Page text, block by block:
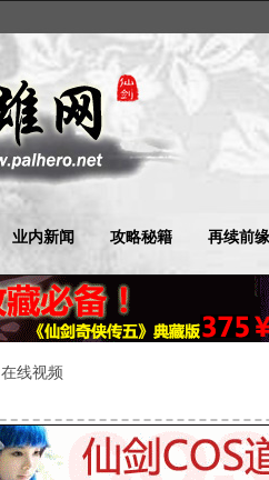
业内新闻 攻略秘籍 再续前缘
在线视频